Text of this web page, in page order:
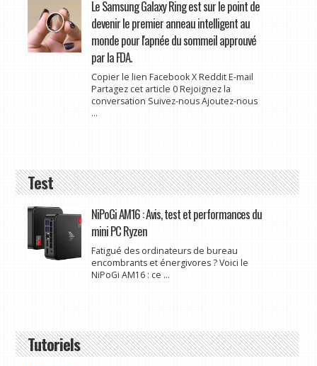
Le Samsung Galaxy Ring est sur le point de
devenir le premier anneau intelligent au
monde pour l'apnée du sommeil approuvé
par la FDA.
Copier le lien Facebook X Reddit E-mail
Partagez cet article 0 Rejoignez la
conversation Suivez-nous Ajoutez-nous
...
Test
NiPoGi AM16 : Avis, test et performances du
mini PC Ryzen
Fatigué des ordinateurs de bureau
encombrants et énergivores ? Voici le
NiPoGi AM16 : ce ...
Tutoriels